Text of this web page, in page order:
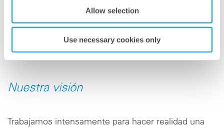
Allow selection
Use necessary cookies only
Nuestra visión
Trabajamos intensamente para hacer realidad una